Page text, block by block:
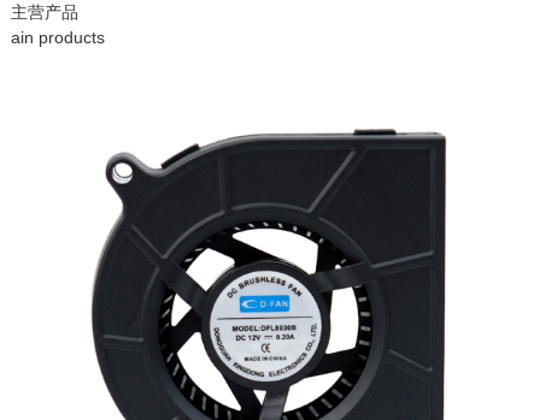
主营产品
ain products